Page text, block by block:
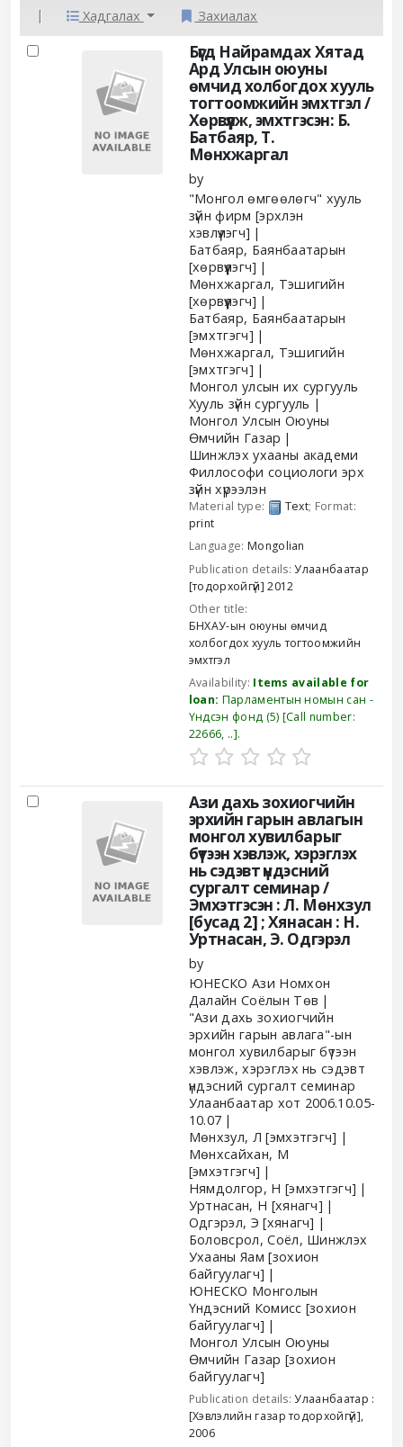
Хадгалах
Захиалах
Results
Бүгд Найрамдах Хятад
Ард Улсын оюуны
өмчид холбогдох хууль
тогтоомжийн эмхтгэл /
Хөрвүүлж, эмхтгэсэн: Б.
Батбаяр, Т.
Мөнхжаргал
by
"Монгол өмгөөлөгч" хууль
зүйн фирм [эрхлэн
хэвлүүлэгч]
Батбаяр, Баянбаатарын
[хөрвүүлэгч]
Мөнхжаргал, Тэшигийн
[хөрвүүлэгч]
Батбаяр, Баянбаатарын
[эмхтгэгч]
Мөнхжаргал, Тэшигийн
[эмхтгэгч]
Монгол улсын их сургууль
Хууль зүйн сургууль
Монгол Улсын Оюуны
Өмчийн Газар
Шинжлэх ухааны академи
Филлософи социологи эрх
зүйн хүрээлэн
Material type: Text; Format:
print
Language: Mongolian
Publication details:Улаанбаатар
[тодорхойгүй] 2012
Other title:
БНХАУ-ын оюуны өмчид
холбогдох хууль тогтоомжийн
эмхтгэл
Availability: Items available for
loan: Парламентын номын сан -
Үндсэн фонд (5) Call number:
22666, .. .
Ази дахь зохиогчийн
эрхийн гарын авлагын
монгол хувилбарыг
бүтээн хэвлэж, хэрэглэх
нь сэдэвт үндэсний
сургалт семинар /
Эмхэтгэсэн : Л. Мөнхзул
[бусад 2] ; Хянасан : Н.
Уртнасан, Э. Одгэрэл
by
ЮНЕСКО Ази Номхон
Далайн Соёлын Төв
"Ази дахь зохиогчийн
эрхийн гарын авлага"-ын
монгол хувилбарыг бүтээн
хэвлэж, хэрэглэх нь сэдэвт
үндэсний сургалт семинар
Улаанбаатар хот 2006.10.05-
10.07
Мөнхзул, Л [эмхэтгэгч]
Мөнхсайхан, М
[эмхэтгэгч]
Нямдолгор, Н [эмхэтгэгч]
Уртнасан, Н [хянагч]
Одгэрэл, Э [хянагч]
Боловсрол, Соёл, Шинжлэх
Ухааны Яам [зохион
байгуулагч]
ЮНЕСКО Монголын
Үндэсний Комисс [зохион
байгуулагч]
Монгол Улсын Оюуны
Өмчийн Газар [зохион
байгуулагч]
Publication details:Улаанбаатар :
[Хэвлэлийн газар тодорхойгүй],
2006